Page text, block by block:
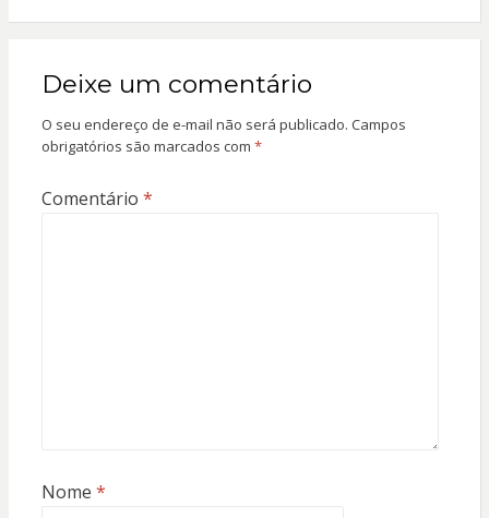
Deixe um comentário
O seu endereço de e-mail não será publicado. Campos
obrigatórios são marcados com *
Comentário *
Nome *